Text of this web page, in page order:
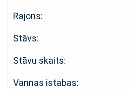
Rajons:
Stāvs:
Stāvu skaits:
Vannas istabas: